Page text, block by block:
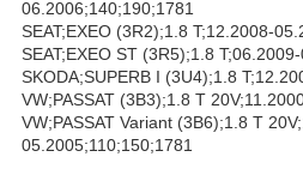
06.2006;140;190;1781
SEAT;EXEO (3R2);1.8 T;12.2008-
SEAT;EXEO ST (3R5);1.8
SKODA;SUPERB I (3U4);1.8
VW;PASSAT (3B3);1.8 T
VW;PASSAT Variant (3B6);1.8 T
05.2005;110;150;1781